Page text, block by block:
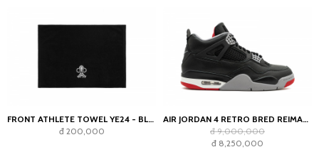
FRONT ATHLETE TOWEL YE24 - BLACK
đ 200,000
AIR JORDAN 4 RETRO BRED REIMAGINED
đ 9,000,000
đ 8,250,000